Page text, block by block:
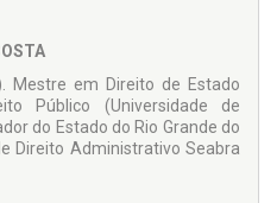
geral ou coletivo, serviço
Como o futuro acena com a
eólicos, instalados ou a
livro propõe contribuir para o
e sua aplicação aos
Mestre em Direito de Estado
Público (Universidade de
do Estado do Rio Grande do
Direito Administrativo Seabra